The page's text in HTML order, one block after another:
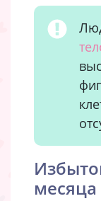
месяца